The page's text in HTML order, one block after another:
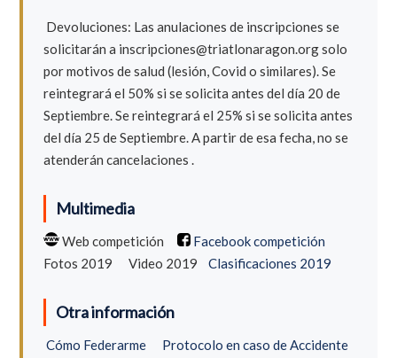
Devoluciones: Las anulaciones de inscripciones se
solicitarán a inscripciones@triatlonaragon.orgsolo
por motivos de salud (lesión, Covid o similares). Se
reintegrará el 50% si se solicita antes del día 20 de
Septiembre. Se reintegrará el 25% si se solicita antes
del día 25 de Septiembre. A partir de esa fecha, no se
atenderán cancelaciones .
Multimedia
Web competición
Facebook competición
Fotos 2019
Video 2019 Clasificaciones 2019
Otra información
Cómo Federarme
Protocolo en caso de Accidente